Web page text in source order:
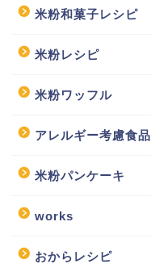
米粉和菓子レシピ
米粉レシピ
米粉ワッフル
アレルギー考慮食品
米粉パンケーキ
works
おからレシピ